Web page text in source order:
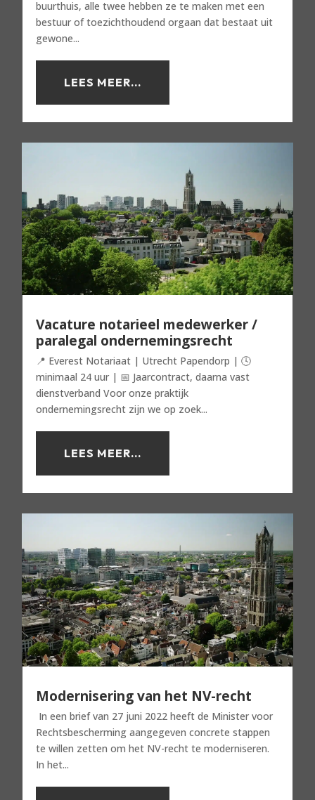
buurthuis, alle twee hebben ze te maken met een
bestuur of toezichthoudend orgaan dat bestaat uit
gewone...
LEES MEER...
Vacature notarieel medewerker /
paralegal ondernemingsrecht
📍 Everest Notariaat | Utrecht Papendorp | 🕓
minimaal 24 uur | 📅 Jaarcontract, daarna vast
dienstverband Voor onze praktijk
ondernemingsrecht zijn we op zoek...
LEES MEER...
Modernisering van het NV-recht
In een brief van 27 juni 2022 heeft de Minister voor
Rechtsbescherming aangegeven concrete stappen
te willen zetten om het NV-recht te moderniseren.
In het...